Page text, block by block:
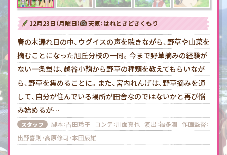
12月23日（月曜日） 天気：はれときどきくもり
春の木漏れ日の中、ウグイスの声を聴きながら、野草や山菜を
摘むことになった旭丘分校の一同。今まで野草摘みの経験が
ない一条蛍は、越谷小鞠から野草の種類を教えてもらいなが
ら、野草を集めることに。また、宮内れんげは、野草摘みを通
して、自分が住んでいる場所が田舎なのではないかと再び悩
み始めるが…
スタッフ 脚本：吉田玲子 コンテ：川面真也 演出：福多潤 作画監督：
出野喜則・高原修司・本田辰雄